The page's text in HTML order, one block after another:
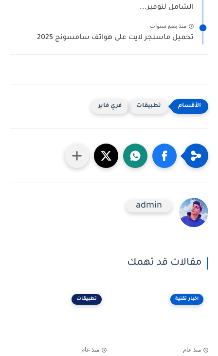
الشامل لتوفير...
منذ بضع سنوات
تحميل ماسنجر لايت على هواتف سامسونج 2025
تطبيقات فري فاير
admin
مقالات قد تهمك
اخبار تقنية
منذ عام
تطبيقات
منذ عام